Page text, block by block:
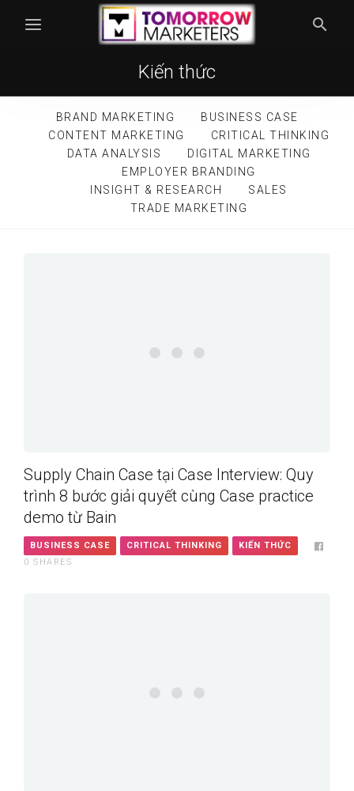
Kiến thức
BRAND MARKETING
BUSINESS CASE
CONTENT MARKETING
CRITICAL THINKING
DATA ANALYSIS
DIGITAL MARKETING
EMPLOYER BRANDING
INSIGHT & RESEARCH
SALES
TRADE MARKETING
Supply Chain Case tại Case Interview: Quy
trình 8 bước giải quyết cùng Case practice
demo từ Bain
BUSINESS CASE CRITICAL THINKING
KIẾN THỨC
0 SHARES